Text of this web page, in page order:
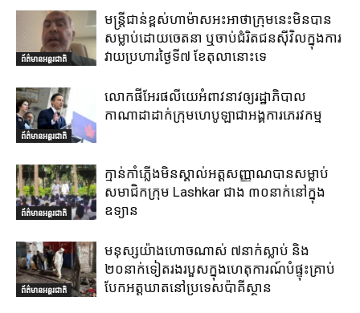
ព័ត៌មានអន្តរជាតិ
មន្ត្រីជាន់ខ្ពស់ហាម៉ាសអះអាថាក្រុមនេះមិនបាន
សម្លាប់ដោយចេតនា ឬចាប់ជំរិតជនស៊ីវិលក្នុងការ
វាយប្រហារថ្ងៃទី៧ ខែតុលានោះទេ
ព័ត៌មានអន្តរជាតិ
លោកផីអែរផលីយេអំពាវនាវឲ្យរដ្ឋាភិបាល
កាណាដាដាក់ក្រុមហេបូឡាជាអង្គការភេរវកម្ម
ព័ត៌មានអន្តរជាតិ
ក្មាន់កាំភ្លើងមិនស្គាល់អត្តសញ្ញាណបានសម្លាប់
សមាជិកក្រុម Lashkar ជាង ៣០នាក់នៅក្នុង
ឧទ្យាន
ព័ត៌មានអន្តរជាតិ
មនុស្សយ៉ាងហោចណាស់ ៧នាក់ស្លាប់ និង
២០នាក់ទៀតរងរបួសក្នុងហេតុការណ៍បំផ្ទុះគ្រាប់
បែកអត្តឃាតនៅប្រទេសប៉ាគីស្ថាន